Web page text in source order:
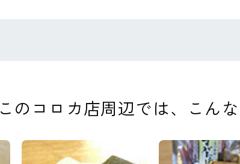
このコロカ店周辺では、 こん